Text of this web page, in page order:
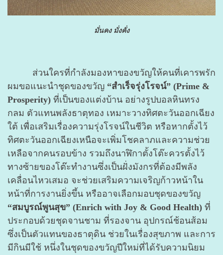
มั่นคง มั่งคั่ง
ส่วนใครที่กำลังมองหาของขวัญให้คนที่เคารพรัก
ผมขอแนะนำชุดของขวัญ “สำเร็จรุ่งโรจน์” (Prime &
Prosperity) ที่เป็นของแต่งบ้าน อย่างรูปบอลหินทรง
กลม ตัวแทนพลังธาตุทอง เหมาะวางทิศตะวันออกเฉียง
ใต้ เพื่อเสริมเรื่องความรุ่งโรจน์ในชีวิต หรือหากตั้งไว้
ทิศตะวันออกเฉียงเหนือจะเพิ่มโชคลาภและความช่วย
เหลือจากคนรอบข้าง รวมถึงนาฬิกาตั้งโต๊ะควรตั้งไว้
ทางซ้ายของโต๊ะทำงานซึ่งเป็นฝั่งมังกรที่ต้องมีพลัง
เคลื่อนไหวเสมอ จะช่วยเสริมความเจริญก้าวหน้าใน
หน้าที่การงานยิ่งขึ้น หรืออาจเลือกมอบชุดของขวัญ
“สมบูรณ์พูนสุข” (Enrich with Joy & Good Health) ที่
ประกอบด้วยชุดจานชาม ที่รองจาน อุปกรณ์ช้อนส้อม
ซึ่งเป็นตัวแทนของธาตุดิน ช่วยในเรื่องสุขภาพ และการ
มีกินมีใช้ หนึ่งในชุดของขวัญปีใหม่ที่ได้รับความนิยม